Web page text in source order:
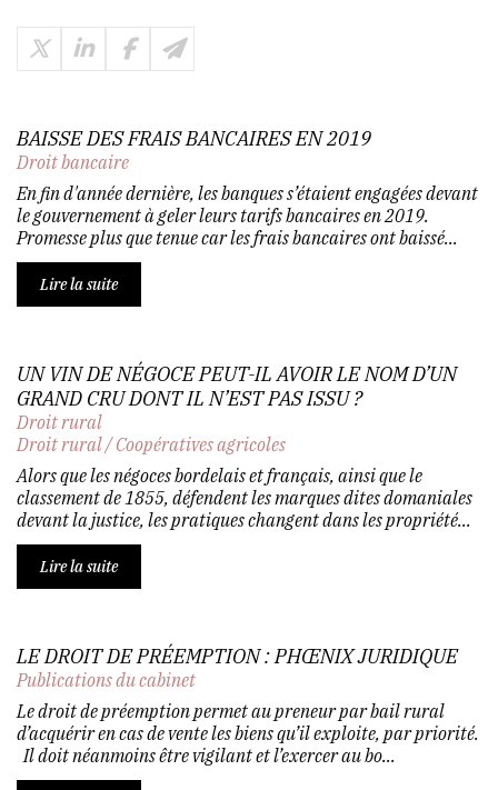
BAISSE DES FRAIS BANCAIRES EN 2019
Droit bancaire
En fin d'année dernière, les banques s’étaient engagées devant
le gouvernement à geler leurs tarifs bancaires en 2019.
Promesse plus que tenue car les frais bancaires ont baissé...
Lire la suite
UN VIN DE NÉGOCE PEUT-IL AVOIR LE NOM D’UN
GRAND CRU DONT IL N’EST PAS ISSU ?
Droit rural
Droit rural/Coopératives agricoles
Alors que les négoces bordelais et français, ainsi que le
classement de 1855, défendent les marques dites domaniales
devant la justice, les pratiques changent dans les propriété...
Lire la suite
LE DROIT DE PRÉEMPTION : PHŒNIX JURIDIQUE
Publications du cabinet
Le droit de préemption permet au preneur par bail rural
d’acquérir en cas de vente les biens qu’il exploite, par priorité.
Il doit néanmoins être vigilant et l’exercer au bo...